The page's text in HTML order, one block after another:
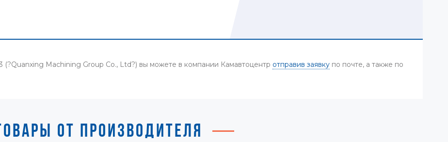
(?Quanxing Machining Group Co., Ltd?) вы можете в компании Камавтоцентр отправив заявку по почте, а также по
ОТ ПРОИЗВОДИТЕЛЯ